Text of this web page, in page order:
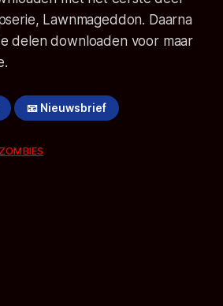
Lawnmageddon. Daarna
delen downloaden voor maar
📧 Nieuwsbrief
ZOMBIES